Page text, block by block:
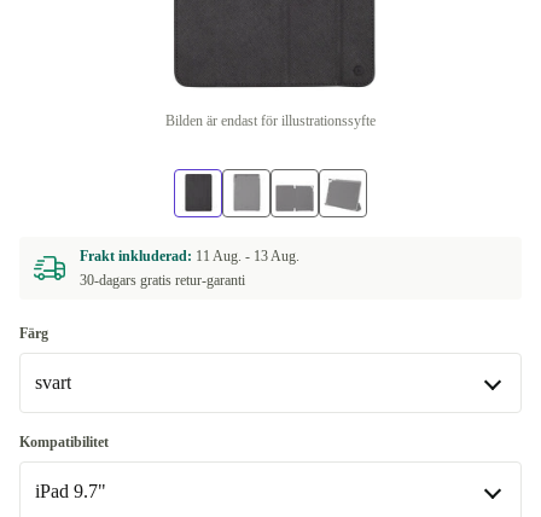
Bilden är endast för illustrationssyfte
Frakt inkluderad: 11 Aug. - 13 Aug.
30-dagars gratis retur-garanti
Färg
svart
svart
Tillgänglig i andra konfigurationer
Kompatibilitet
iPad 9.7"